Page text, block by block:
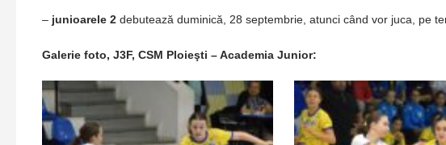
– junioarele 2 debutează duminică, 28 septembrie, atunci când vor juca, pe
Galerie foto, J3F, CSM Ploieşti – Academia Junior: